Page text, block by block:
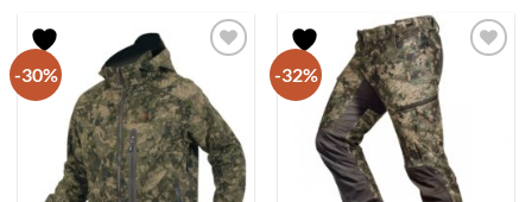
165,00€.
94,25€.74,90€.
-30% -32%